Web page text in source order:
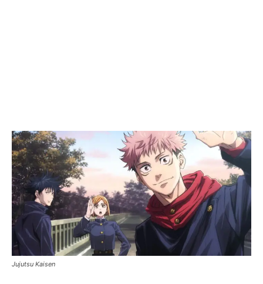
Jujutsu Kaisen